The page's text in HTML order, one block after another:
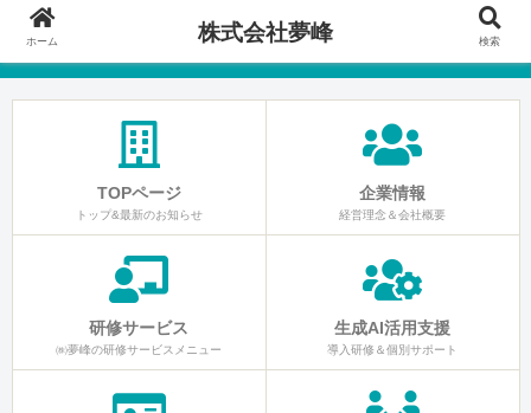
TOPページ
トップ&最新のお知らせ
企業情報
経営理念＆会社概要
研修サービス
㈱夢峰の研修サービスメニュー
生成AI活用支援
導入研修＆個別サポート
ホーム 株式会社夢峰 検索